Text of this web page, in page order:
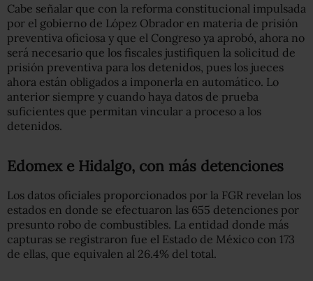
Cabe señalar que con la reforma constitucional impulsada
por el gobierno de López Obrador en materia de prisión
preventiva oficiosa y que el Congreso ya aprobó, ahora no
será necesario que los fiscales justifiquen la solicitud de
prisión preventiva para los detenidos, pues los jueces
ahora están obligados a imponerla en automático. Lo
anterior siempre y cuando haya datos de prueba
suficientes que permitan vincular a proceso a los
detenidos.
Edomex e Hidalgo, con más detenciones
Los datos oficiales proporcionados por la FGR revelan los
estados en donde se efectuaron las 655 detenciones por
presunto robo de combustibles. La entidad donde más
capturas se registraron fue el Estado de México con 173
de ellas, que equivalen al 26.4% del total.